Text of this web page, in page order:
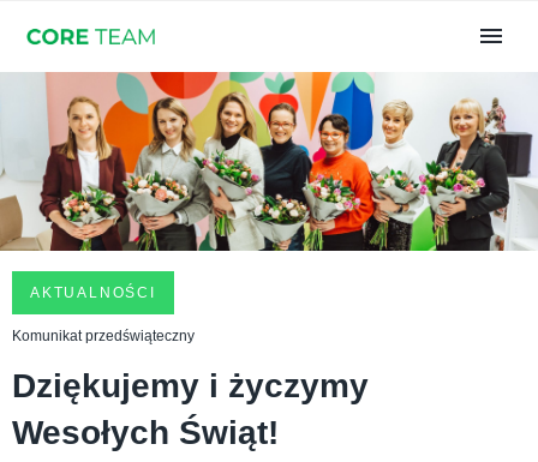
AKTUALNOŚCI
Komunikat przedświąteczny
Dziękujemy i życzymy
Wesołych Świąt!